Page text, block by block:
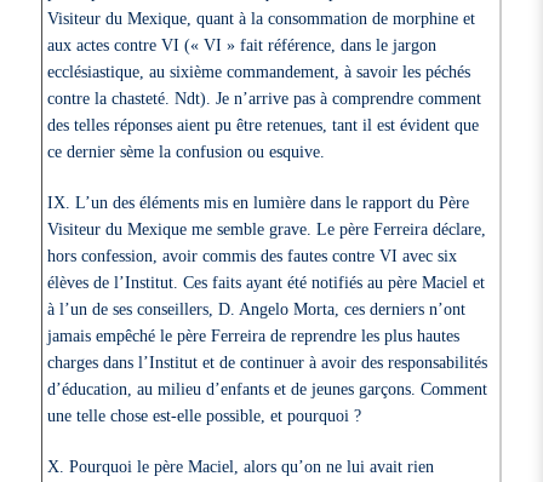
Visiteur du Mexique, quant à la consommation de morphine et
aux actes contre VI (« VI » fait référence, dans le jargon
ecclésiastique, au sixième commandement, à savoir les péchés
contre la chasteté. Ndt). Je n’arrive pas à comprendre comment
des telles réponses aient pu être retenues, tant il est évident que
ce dernier sème la confusion ou esquive.
IX. L’un des éléments mis en lumière dans le rapport du Père
Visiteur du Mexique me semble grave. Le père Ferreira déclare,
hors confession, avoir commis des fautes contre VI avec six
élèves de l’Institut. Ces faits ayant été notifiés au père Maciel et
à l’un de ses conseillers, D. Angelo Morta, ces derniers n’ont
jamais empêché le père Ferreira de reprendre les plus hautes
charges dans l’Institut et de continuer à avoir des responsabilités
d’éducation, au milieu d’enfants et de jeunes garçons. Comment
une telle chose est-elle possible, et pourquoi ?
X. Pourquoi le père Maciel, alors qu’on ne lui avait rien